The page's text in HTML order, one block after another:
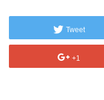
Tweet
+1